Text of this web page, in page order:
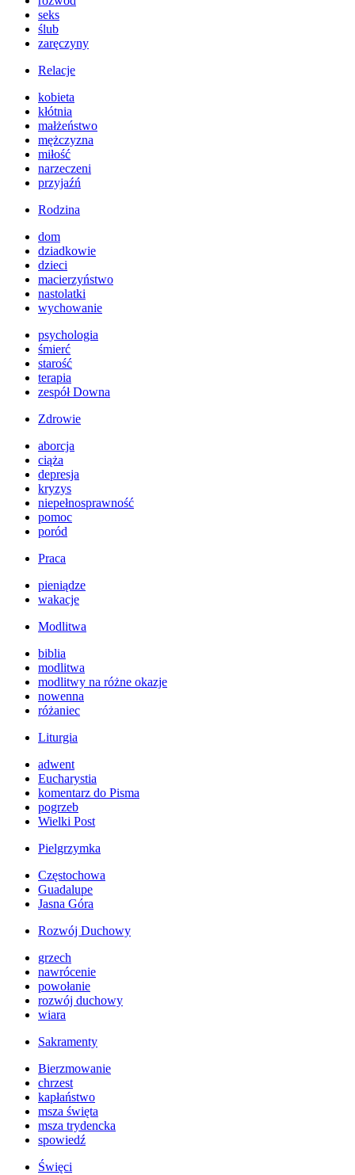
seks
ślub
zaręczyny
Relacje
kobieta
kłótnia
małżeństwo
mężczyzna
miłość
narzeczeni
przyjaźń
Rodzina
dom
dziadkowie
dzieci
macierzyństwo
nastolatki
wychowanie
psychologia
śmierć
starość
terapia
zespół Downa
Zdrowie
aborcja
ciąża
depresja
kryzys
niepełnosprawność
pomoc
poród
Praca
pieniądze
wakacje
Modlitwa
biblia
modlitwa
modlitwy na różne okazje
nowenna
różaniec
Liturgia
adwent
Eucharystia
komentarz do Pisma
pogrzeb
Wielki Post
Pielgrzymka
Częstochowa
Guadalupe
Jasna Góra
Rozwój Duchowy
grzech
nawrócenie
powołanie
rozwój duchowy
wiara
Sakramenty
Bierzmowanie
chrzest
kapłaństwo
msza święta
msza trydencka
spowiedź
Święci